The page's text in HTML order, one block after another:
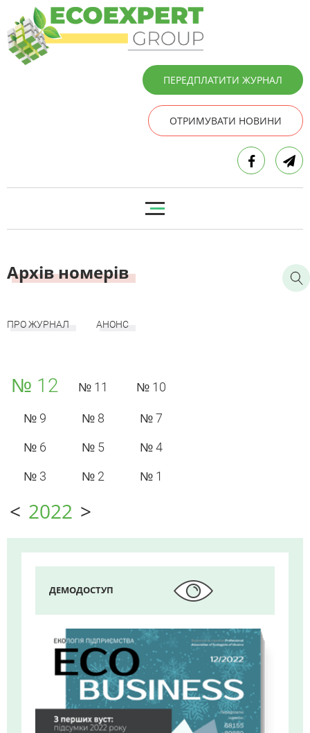
ПЕРЕДПЛАТИТИ ЖУРНАЛ
ОТРИМУВАТИ НОВИНИ
Архів номерів
ПРО ЖУРНАЛ АНОНС
№ 12 № 11 № 10
№ 9 № 8
№ 7
№ 6
№ 5
№ 4
№ 3
№ 2 № 1
< 2022 >
ДЕМОДОСТУП